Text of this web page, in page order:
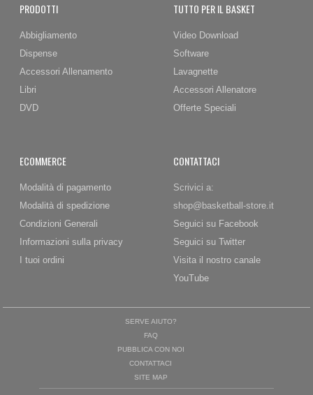
PRODOTTI
Abbigliamento
Dispense
Accessori Allenamento
Libri
DVD
TUTTO PER IL BASKET
Video Download
Software
Lavagnette
Accessori Allenatore
Offerte Speciali
ECOMMERCE
Modalità di pagamento
Modalità di spedizione
Condizioni Generali
Informazioni sulla privacy
I tuoi ordini
CONTATTACI
Scrivici a:
shop@basketball-store.it
Seguici su Facebook
Seguici su Twitter
Visita il nostro canale
YouTube
SERVE AIUTO?
FAQ
PUBBLICA CON NOI
CONTATTACI
SITE MAP